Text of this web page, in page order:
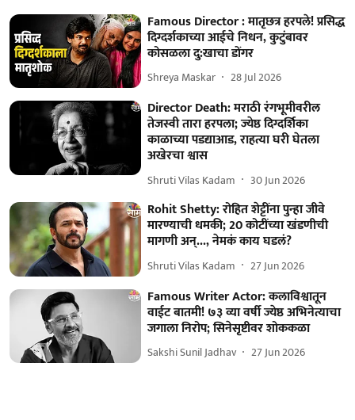
Famous Director : मातृछत्र हरपले! प्रसिद्ध
दिग्दर्शकाच्या आईचे निधन, कुटुंबावर
कोसळला दु:खाचा डोंगर
Shreya Maskar 28 Jul 2026
Director Death: मराठी रंगभूमीवरील
तेजस्वी तारा हरपला; ज्येष्ठ दिग्दर्शिका
काळाच्या पडद्याआड, राहत्या घरी घेतला
अखेरचा श्वास
Shruti Vilas Kadam 30 Jun 2026
Rohit Shetty: रोहित शेट्टींना पुन्हा जीवे
मारण्याची धमकी; 20 कोटींच्या खंडणीची
मागणी अन्..., नेमकं काय घडलं?
Shruti Vilas Kadam 27 Jun 2026
Famous Writer Actor: कलाविश्वातून
वाईट बातमी! ७३ व्या वर्षी ज्येष्ठ अभिनेत्याचा
जगाला निरोप; सिनेसृष्टीवर शोककळा
Sakshi Sunil Jadhav 27 Jun 2026